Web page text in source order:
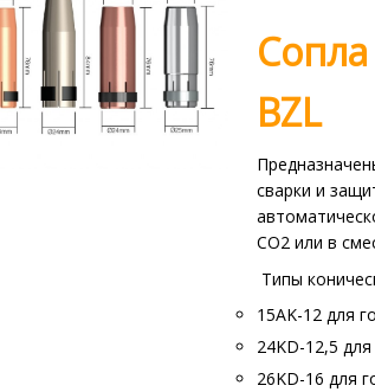
BZL
сварки и
СО2 или в
Типы
15AK-12 для
24KD-12,5
26KD-16 для